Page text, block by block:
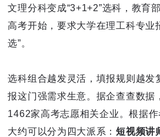
文理分科变成“3+1+2”选科，教育
高考开始，要求大学在理工科专业
选”。
选科组合越发灵活，填报规则越发
报这门强需求生意。据企查查数据
1462家高考志愿相关企业。根据
大约可以分为四大派系：短视频讲